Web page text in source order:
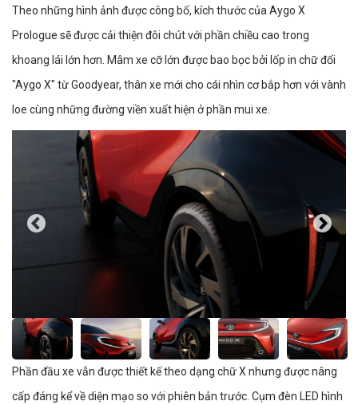
Theo những hình ảnh được công bố, kích thước của Aygo X
Prologue sẽ được cải thiện đôi chút với phần chiều cao trong
khoang lái lớn hơn. Mâm xe cỡ lớn được bao bọc bởi lốp in chữ đổi
"Aygo X" từ Goodyear, thân xe mới cho cái nhìn cơ bắp hơn với vành
loe cùng những đường viền xuất hiện ở phần mui xe.
Phần đầu xe vẫn được thiết kế theo dạng chữ X nhưng được nâng
cấp đáng kể về diện mạo so với phiên bản trước. Cụm đèn LED hình